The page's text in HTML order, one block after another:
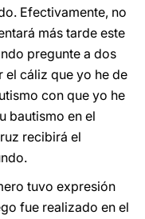
Efectivamente, no
más tarde este
pregunte a dos
el cáliz que yo he de
con que yo he
bautismo en el
recibirá el
tuvo expresión
fue realizado en el